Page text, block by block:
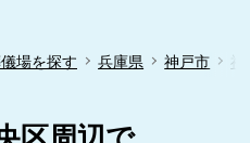
場を探す 兵庫県 神戸市